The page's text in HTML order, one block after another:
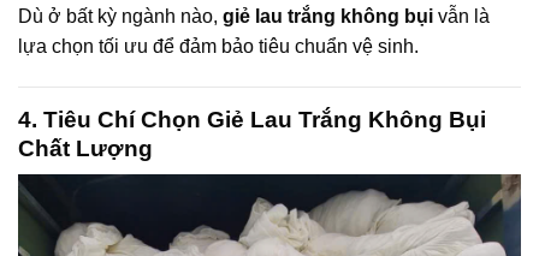
Dù ở bất kỳ ngành nào, giẻ lau trắng không bụi vẫn là
lựa chọn tối ưu để đảm bảo tiêu chuẩn vệ sinh.
4. Tiêu Chí Chọn Giẻ Lau Trắng Không Bụi
Chất Lượng